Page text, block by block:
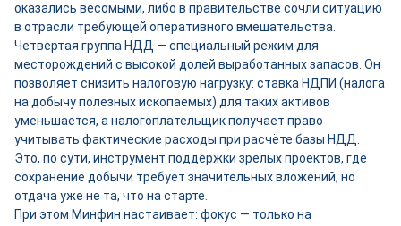
оказались весомыми, либо в правительстве сочли ситуацию
в отрасли требующей оперативного вмешательства.
Четвертая группа НДД — специальный режим для
месторождений с высокой долей выработанных запасов. Он
позволяет снизить налоговую нагрузку: ставка НДПИ (налога
на добычу полезных ископаемых) для таких активов
уменьшается, а налогоплательщик получает право
учитывать фактические расходы при расчёте базы НДД.
Это, по сути, инструмент поддержки зрелых проектов, где
сохранение добычи требует значительных вложений, но
отдача уже не та, что на старте.
При этом Минфин настаивает: фокус — только на